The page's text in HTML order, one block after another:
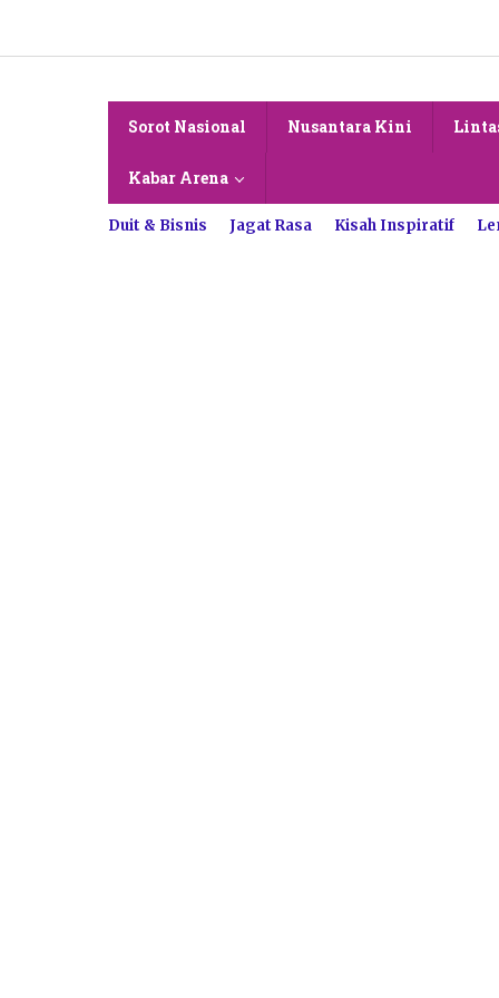
konten
Sorot Nasional Nusantara Kini
Kabar Arena
Duit & Bisnis Jagat Rasa Kisah Inspiratif